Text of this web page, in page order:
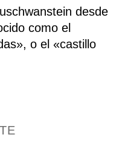
desde
como el
o el «castillo